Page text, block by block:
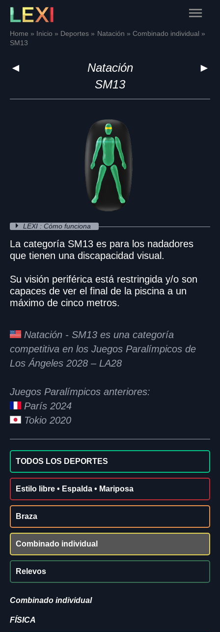
Skip
content
Main
Menu
Home Inicio Deportes Natación
Combinado individual
SM13
◄ ►
Natación
SM13
LEXI : Cómo funciona
La categoría SM13 es para los nadadores
que tienen una discapacidad visual.
Su visión periférica está restringida y/o son
capaces de ver el final de la piscina a un
máximo de cinco metros.
Natación - SM13 es una categoría
competitiva en los Juegos Paralímpicos de
Los Ángeles 2028 – LA28
Juegos Paralímpicos anteriores:
París 2024
Tokio 2020
TODOS LOS DEPORTES
Estilo libre • Espalda • Mariposa
Braza
Combinado individual
Relevos
Combinado individual
FÍSICA